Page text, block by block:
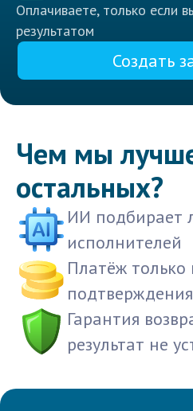
Оплачиваете, только если
результатом
Создать
Чем мы
остальных?
ИИ подбирает
исполнителей
Платёж только
подтверждения
Гарантия
результат не